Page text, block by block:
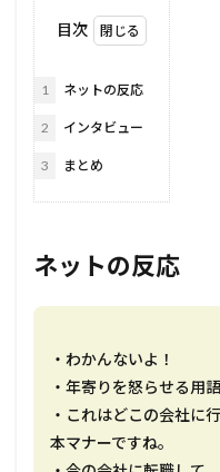
目次
1 ネットの反応
2 インタビュー
3 まとめ
ネットの反応
・わかんないよ！
・年寄りを怒らせる用
・これはどこの会社に
本マナーですね。